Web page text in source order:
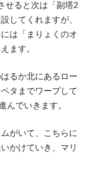
せると次は「副塔2
してくれますが、
は「まりょくのオ
ます。
るか北にあるロー
タまでワープして
んでいきます。
がいて、こちらに
かけていき、マリ